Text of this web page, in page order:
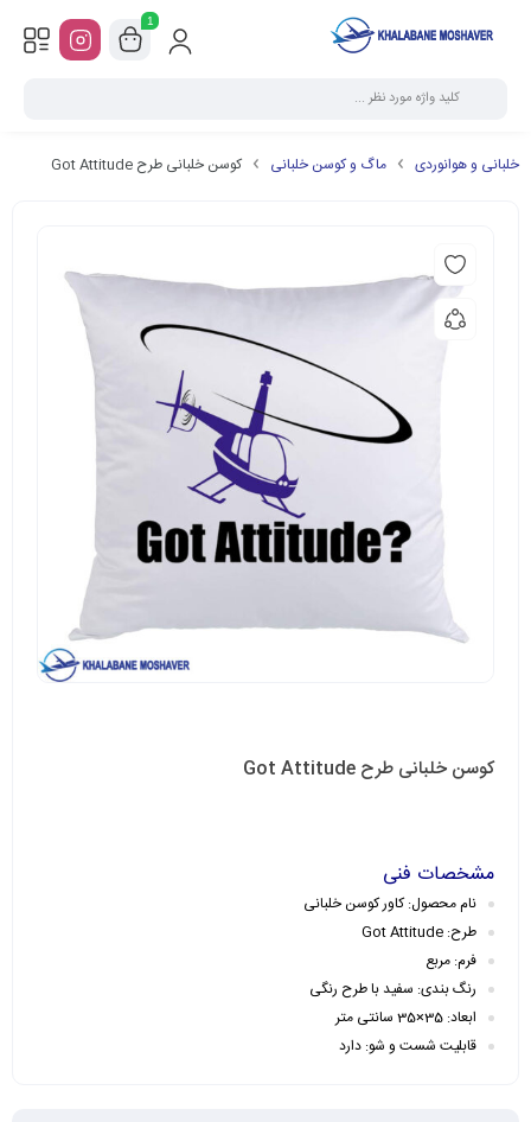
1
خلبانی و هوانوردی ماگ و کوسن خلبانی کوسن خلبانی طرح Got Attitude
کوسن خلبانی طرح Got Attitude
مشخصات فنی
نام محصول: کاور کوسن خلبانی
طرح: Got Attitude
فرم: مربع
رنگ بندی: سفید با طرح رنگی
ابعاد: 35×35 سانتی متر
قابلیت شست و شو: دارد